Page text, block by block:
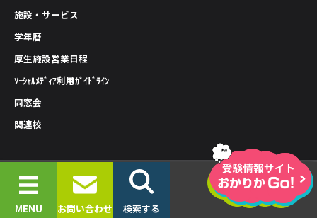
MENU お問い合わせ 検索する
施設・サービス
学年暦
厚生施設営業日程
ｿｰｼｬﾙﾒﾃﾞｨｱ利用ｶﾞｲﾄﾞﾗｲﾝ
同窓会
関連校
情報公開
プライバシーポリシー
サイトポリシー